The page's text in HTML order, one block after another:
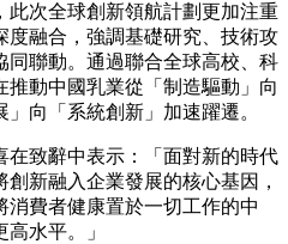
此次全球創新領航計劃更加注重
度融合，強調基礎研究、技術攻
同聯動。通過聯合全球高校、科
動中國乳業從「制造驅動」向
」向「系統創新」加速躍遷。
在致辭中表示：「面對新的時代
新融入企業發展的核心基因，
費者健康置於一切工作的中
水平。」